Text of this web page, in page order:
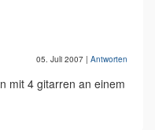
05. Juli 2007 | Antworten
mit 4 gitarren an einem